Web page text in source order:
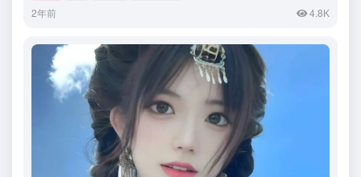
2年前 4.8K